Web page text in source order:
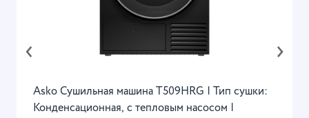
Asko Сушильная машина T509HRG | Тип сушки:
Конденсационная, с тепловым насосом |
‹ ›